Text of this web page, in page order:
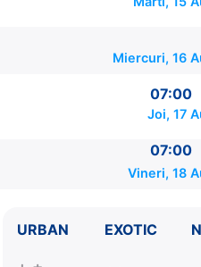
Miercuri, 16
07:00
Joi, 17
07:00
Vineri, 18
URBAN EXOTIC